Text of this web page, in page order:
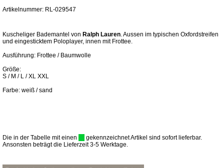
Artikelnummer: RL-029547
Kuscheliger Bademantel von Ralph Lauren. Aussen im typischen Oxfordstreifen
und eingesticktem Poloplayer, innen mit Frottee.
Ausführung: Frottee / Baumwolle
Größe:
S / M / L / XL XXL
Farbe: weiß / sand
Die in der Tabelle mit einen
gekennzeichnet Artikel sind sofort lieferbar.
Ansonsten beträgt die Lieferzeit 3-5 Werktage.